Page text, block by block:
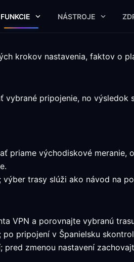
FUNKCIE NÁSTROJE
krokov nastavenia, faktov o
pripojenie, no
priame východiskové
trasy slúži ako návod na
VPN a porovnajte vybranú
po pripojení v Španielsku
pred zmenou nastavení